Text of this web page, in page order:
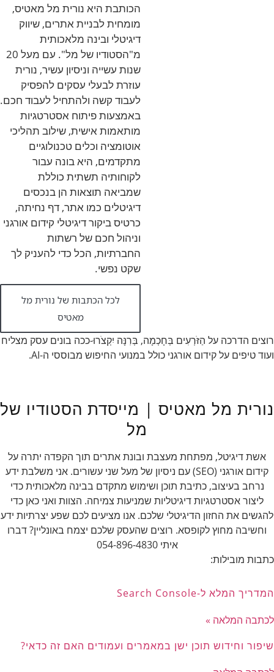
הכותבת היא נורית מל מאטיס,
מומחית לבניית אתרים, שיווק
דיגיטלי ובינה מלאכותית
מ"הסטודיו של מל". עם מעל 20
שנות עשייה וניסיון עשיר, נורית
עוזרת לבעלי עסקים להפסיק
לעבוד קשה ולהתחיל לעבוד חכם.
באמצעות פיתוח אסטרטגיות
מותאמות אישית, שילוב תהליכי
אוטומציה וכלים טכנולוגיים
מתקדמים, היא בונה עבור
לקוחותיה תשתית כוללת
שמביאה תוצאות הן בנכסים
דיגיטלים כמו אתר, דף נחיתה,
כרטיס ביקור דיגיטלי קידום אורגני
וניהול חכם של רשתות
החברתיות, הכל כדי להעניק לך
שקט נפשי.
לכל הכתבות של נורית מל
מאטיס
רוצים הדרכה על הַזֹּרְעִים בְּחָכְמָה, בְּרִנָּה יִקְצֹרוּ-ככה בונים עסק מצליח
ועוד טיפים על קידום אורגני כולל במנועי החיפוש מבוססי ה-AI.
נורית מל מאטיס | מייסדת הסטודיו של
מל
אשת דיגיטל, מפתחת מעצבת ובונת אתרים תוך הקפדה יתרה על
קידום אורגני (SEO) עם ניסיון של מעל שני עשורים. אני משלבת ידע
נרחב בעיצוב, כתיבת תוכן ושימוש מתקדם בבינה מלאכותית כדי
ליצור אסטרטגיות דיגיטליות שמניעות צמיחה. הצוות ואני כאן כדי
להגשים את החזון הדיגיטלי שלכם. אנו מציעים לכם שפע יצרתיות ידע
וחשיבה מחוץ לקופסא. רוצים שהעסק שלכם יצמח באונליין? דברו
איתי 054-896-4830
כתבות מובילות:
המדריך המלא ל-Search Console
לכתבה המלאה »
שיפור וחידוש תוכן ישן במאמרים ועמודים האם זה כדאי?